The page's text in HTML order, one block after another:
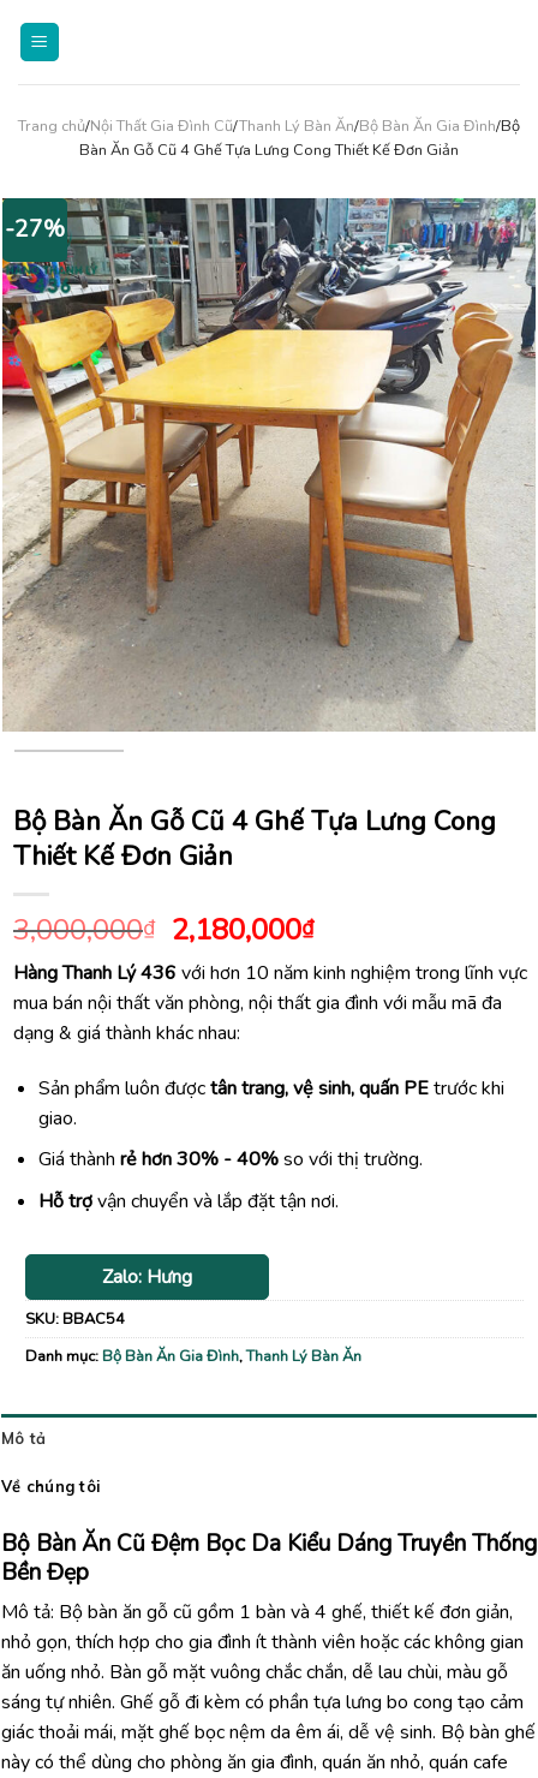
Trang chủ/Nội Thất Gia Đình Cũ/Thanh Lý Bàn Ăn/Bộ Bàn Ăn Gia Đình/Bộ
Bàn Ăn Gỗ Cũ 4 Ghế Tựa Lưng Cong Thiết Kế Đơn Giản
-27%
Bộ Bàn Ăn Gỗ Cũ 4 Ghế Tựa Lưng Cong
Thiết Kế Đơn Giản
3,000,000₫ Giá
gốc
là:
3,000,000₫.
2,180,000₫Giá
hiện
tại
là:
Hàng Thanh Lý 436 với hơn 10 năm kinh nghiệm trong lĩnh vực
mua bán nội thất văn phòng, nội thất gia đình với mẫu mã đa
dạng & giá thành khác nhau:
Sản phẩm luôn đượctân trang, vệ sinh, quấn PEtrước khi
giao.
Giá thành rẻ hơn 30% - 40%so với thị trường.
Hỗ trợvận chuyển và lắp đặt tận nơi.
Zalo: Hưng
SKU:BBAC54
Danh mục:Bộ Bàn Ăn Gia Đình,Thanh Lý Bàn Ăn
Mô tả
Về chúng tôi
Bộ Bàn Ăn Cũ Đệm Bọc Da Kiểu Dáng Truyền Thống
Bền Đẹp
Mô tả: Bộ bàn ăn gỗ cũ gồm 1 bàn và 4 ghế, thiết kế đơn giản,
nhỏ gọn, thích hợp cho gia đình ít thành viên hoặc các không gian
ăn uống nhỏ. Bàn gỗ mặt vuông chắc chắn, dễ lau chùi, màu gỗ
sáng tự nhiên. Ghế gỗ đi kèm có phần tựa lưng bo cong tạo cảm
giác thoải mái, mặt ghế bọc nệm da êm ái, dễ vệ sinh. Bộ bàn ghế
này có thể dùng cho phòng ăn gia đình, quán ăn nhỏ, quán cafe